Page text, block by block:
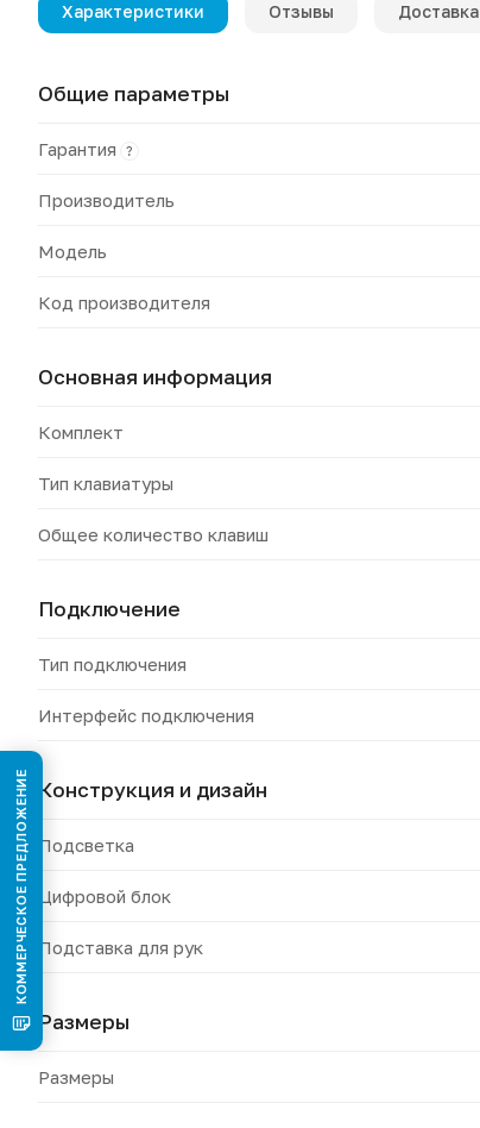
Характеристики Отзывы Доставка
Общие параметры
Гарантия ?
Производитель
Модель
Код производителя
Основная информация
Комплект
Тип клавиатуры
Общее количество клавиш
Подключение
Тип подключения
Интерфейс подключения
Конструкция и дизайн
Подсветка
Цифровой блок
Подставка для рук
Размеры
Размеры
КОММЕРЧЕСКОЕ ПРЕДЛОЖЕНИЕ